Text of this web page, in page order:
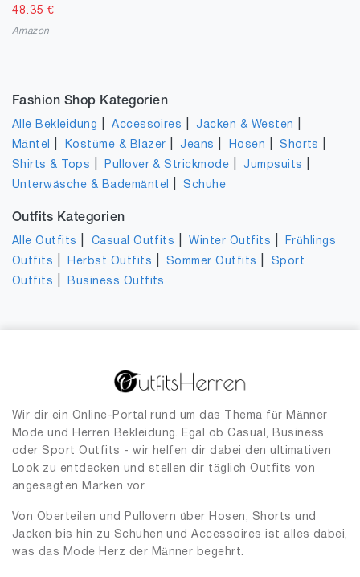
48.35 €
Amazon
Fashion Shop Kategorien
Alle Bekleidung |Accessoires |Jacken & Westen
Mäntel Kostüme & Blazer |Jeans Hosen |Shorts
Shirts & Tops Pullover & Strickmode |Jumpsuits
Unterwäsche & Bademäntel |Schuhe
Outfits Kategorien
Alle Outfits Casual Outfits |Winter Outfits
Frühlings
Outfits
Herbst Outfits Sommer Outfits
Sport
Outfits
Business Outfits
Wir dir ein Online-Portal rund um das Thema für Männer
Mode und Herren Bekleidung. Egal ob Casual, Business
oder Sport Outfits - wir helfen dir dabei den ultimativen
Look zu entdecken und stellen dir täglich Outfits von
angesagten Marken vor.
Von Oberteilen und Pullovern über Hosen, Shorts und
Jacken bis hin zu Schuhen und Accessoires ist alles dabei,
was das Mode Herz der Männer begehrt.